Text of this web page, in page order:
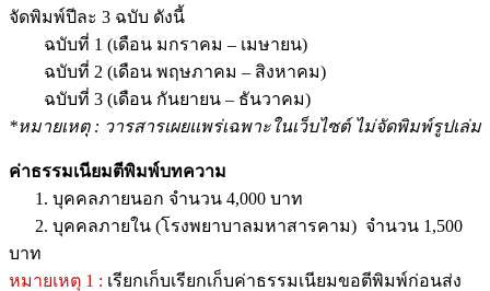
จัดพิมพ์ปีละ 3 ฉบับ ดังนี้
ฉบับที่ 1 (เดือน มกราคม – เมษายน)
ฉบับที่ 2 (เดือน พฤษภาคม – สิงหาคม)
ฉบับที่ 3 (เดือน กันยายน – ธันวาคม)
*หมายเหตุ : วารสารเผยแพร่เฉพาะในเว็บไซต์ ไม่จัดพิมพ์รูปเล่ม
ค่าธรรมเนียมตีพิมพ์บทความ
1. บุคคลภายนอก จำนวน 4,000 บาท
2. บุคคลภายใน (โรงพยาบาลมหาสารคาม) จำนวน 1,500
บาท
หมายเหตุ 1 : เรียกเก็บเรียกเก็บค่าธรรมเนียมขอตีพิมพ์ก่อนส่ง